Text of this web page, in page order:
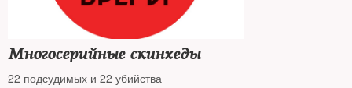
Многосерийные скинхеды
22 подсудимых и 22 убийства